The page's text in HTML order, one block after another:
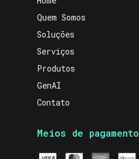
Quem Somos
Soluções
Serviços
Produtos
GenAI
Contato
Meios de pagamento